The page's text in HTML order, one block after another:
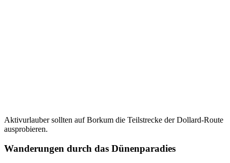
Aktivurlauber sollten auf Borkum die Teilstrecke der Dollard-Route
ausprobieren.
Wanderungen durch das Dünenparadies